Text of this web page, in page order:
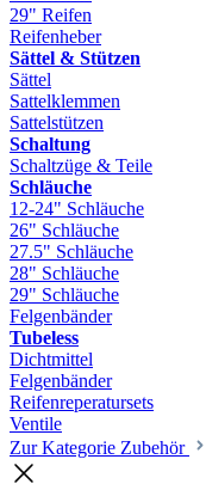
29" Reifen
Reifenheber
Sättel & Stützen
Sättel
Sattelklemmen
Sattelstützen
Schaltung
Schaltzüge & Teile
Schläuche
12-24" Schläuche
26" Schläuche
27.5" Schläuche
28" Schläuche
29" Schläuche
Felgenbänder
Tubeless
Dichtmittel
Felgenbänder
Reifenreperatursets
Ventile
Zur Kategorie Zubehör